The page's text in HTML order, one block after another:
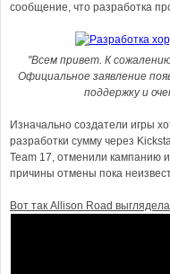
сообщение, что разработка
"Всем привет. К
Официальное заявление
поддержку и
Изначально создатели игры
разработки сумму через
Team 17, отменили кампанию
причины отмены пока
Вот так Allison Road